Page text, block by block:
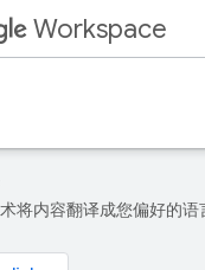
Workspace
将内容翻译成您偏好的